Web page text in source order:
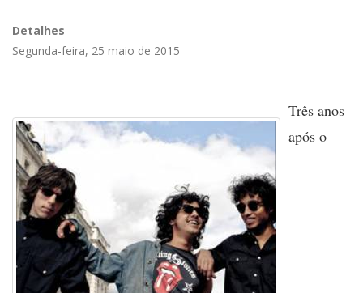
Detalhes
Segunda-feira, 25 maio de 2015
Três anos
após o